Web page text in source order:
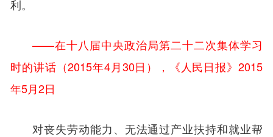
利。
——在十八届中央政治局第二十二次集体学习
时的讲话（2015年4月30日），《人民日报》2015
年5月2日
对丧失劳动能力、无法通过产业扶持和就业帮